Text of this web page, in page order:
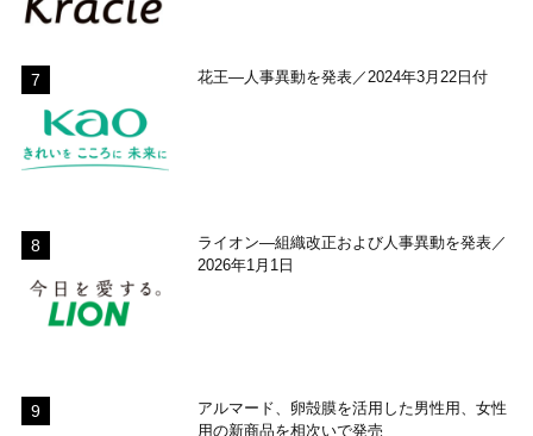
花王―人事異動を発表／2024年3月22日付
ライオン―組織改正および人事異動を発表／
2026年1月1日
アルマード、卵殻膜を活用した男性用、女性
用の新商品を相次いで発売